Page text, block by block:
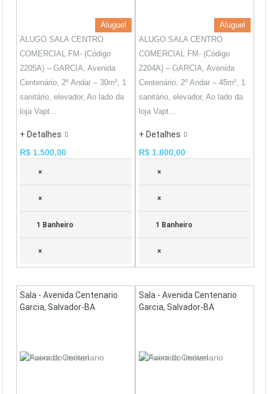
Aluguel
ALUGO SALA CENTRO
COMERCIAL FM- (Código
2205A) – GARCIA, Avenida
Centenário, 2º Andar – 30m², 1
sanitário, elevador, Ao lado da
loja Vapt...
+ Detalhes
R$ 1.500,00
×
×
1 Banheiro
×
Aluguel
ALUGO SALA CENTRO
COMERCIAL FM- (Código
2204A) – GARCIA, Avenida
Centenário, 2º Andar – 45m², 1
sanitário, elevador, Ao lado da
loja Vapt...
+ Detalhes
R$ 1.800,00
×
×
1 Banheiro
×
Sala - Avenida Centenario
Garcia, Salvador-BA
Sala - Avenida Centenario
Garcia, Salvador-BA